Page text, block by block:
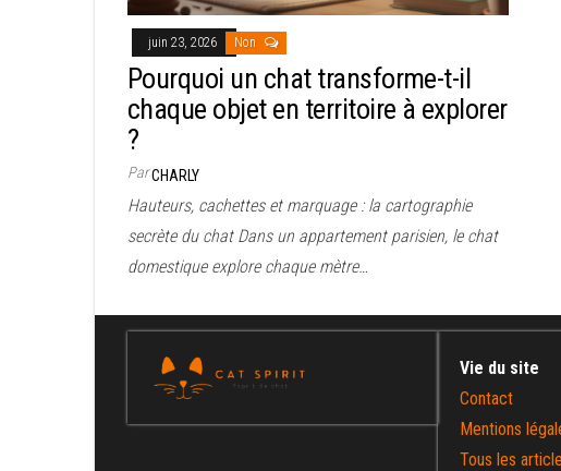
juin 23, 2026 Non
Pourquoi un chat transforme-t-il
chaque objet en territoire à explorer
?
ParCHARLY
Hauteurs, cachettes et marquage : la cartographie
secrète du chat Dans un appartement parisien, le chat
domestique explore chaque mètre…
Vie du site
Contact
Mentions
Tous les